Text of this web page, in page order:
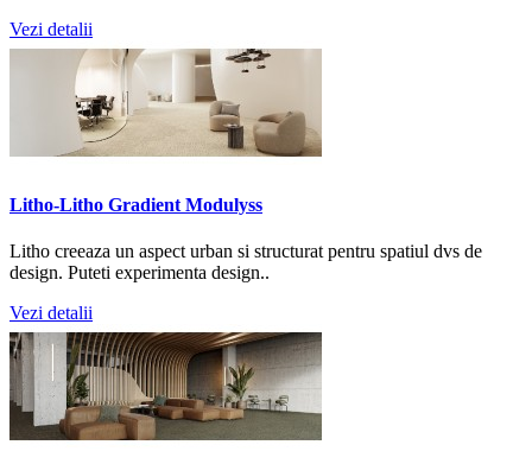
Vezi detalii
Litho-Litho Gradient Modulyss
Litho creeaza un aspect urban si structurat pentru spatiul dvs de
design. Puteti experimenta design..
Vezi detalii